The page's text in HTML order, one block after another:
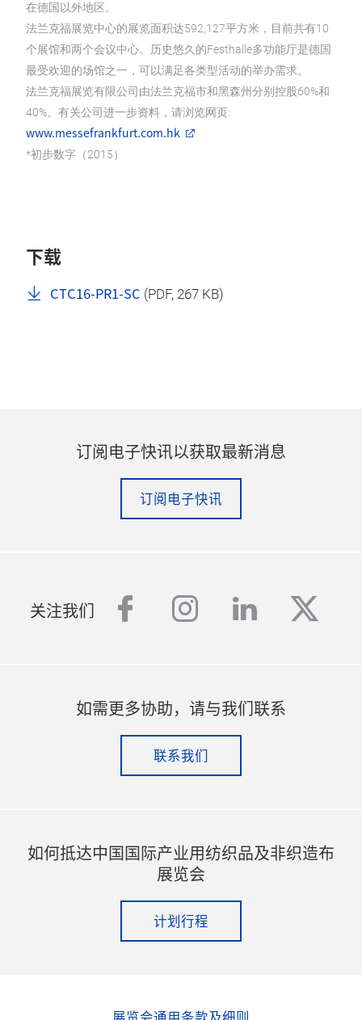
在德国以外地区。
法兰克福展览中心的展览面积达592,127平方米，目前共有10
个展馆和两个会议中心。历史悠久的Festhalle多功能厅是德国
最受欢迎的场馆之一，可以满足各类型活动的举办需求。
法兰克福展览有限公司由法兰克福市和黑森州分别控股60%和
40%。有关公司进一步资料，请浏览网页:
www.messefrankfurt.com.hk
*初步数字（2015）
下载
CTC16-PR1-SC (PDF, 267 KB)
订阅电子快讯以获取最新消息
订阅电子快讯
关注我们 facebook
instagram
linkedin
如需更多协助，请与我们联系
联系我们
如何抵达中国国际产业用纺织品及非织造布
展览会
计划行程